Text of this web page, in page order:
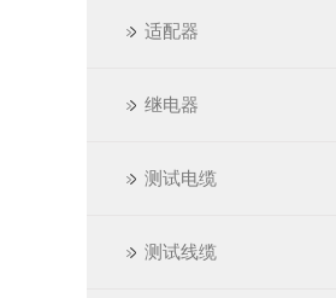
适配器
继电器
测试电缆
测试线缆